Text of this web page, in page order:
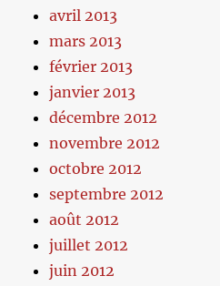
avril 2013
mars 2013
février 2013
janvier 2013
décembre 2012
novembre 2012
octobre 2012
septembre 2012
août 2012
juillet 2012
juin 2012